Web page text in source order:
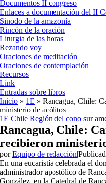
Documentos II congreso
Enlaces a documentación del II
Sinodo de la amazonía
Rincón de la oración
Liturgia de las horas
Rezando voy
Oraciones de meditación
Oraciones de contemplación
Recursos
Link
Entradas sobre libros
Inicio » 1E » Rancagua, Chile:
ministerio de acólitos
1E Chile Región del cono sur
Rancagua, Chile:
recibieron
porEquipo de redacción|
En una eucaristía celebrada el
administrador apostólico de
González, en la Catedral de